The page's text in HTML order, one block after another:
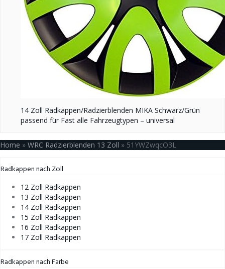
14 Zoll Radkappen/Radzierblenden MIKA Schwarz/Grün
passend für Fast alle Fahrzeugtypen – universal
Home » WRC Radzierblenden 13 Zoll » 51YWZwqcO3L
Radkappen nach Zoll
12 Zoll Radkappen
13 Zoll Radkappen
14 Zoll Radkappen
15 Zoll Radkappen
16 Zoll Radkappen
17 Zoll Radkappen
Radkappen nach Farbe